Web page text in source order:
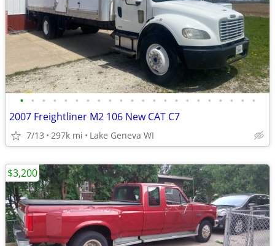
• • • • • • • • • • • • • • • • • • • • • •
2007 Freightliner M2 106 New CAT C7
7/13 297k mi Lake Geneva WI
$3,200